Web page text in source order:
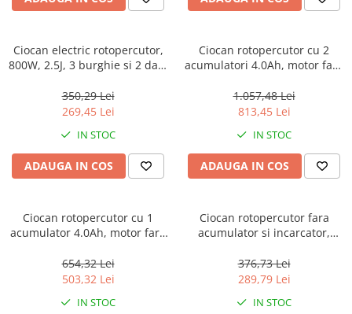
Ciocan electric rotopercutor,
800W, 2.5J, 3 burghie si 2 dalti
ERHRL801, EMTOP
350,29 Lei
269,45 Lei
IN STOC
ADAUGA IN COS
Ciocan rotopercutor cu 2
acumulatori 4.0Ah, motor fara
3 burghie, cutie de transport -
ELRH202882, EMTOP
1.057,48 Lei
813,45 Lei
IN STOC
ADAUGA IN COS
Ciocan rotopercutor cu 1
acumulator 4.0Ah, motor fara
3 burghie, cutie de transport -
ELRH202081, EMTOP
654,32 Lei
503,32 Lei
IN STOC
Ciocan rotopercutor fara
acumulator si incarcator,
22mm, 2.0J, 3 burghie incluse
- ELRH20208, EMTOP
376,73 Lei
289,79 Lei
IN STOC